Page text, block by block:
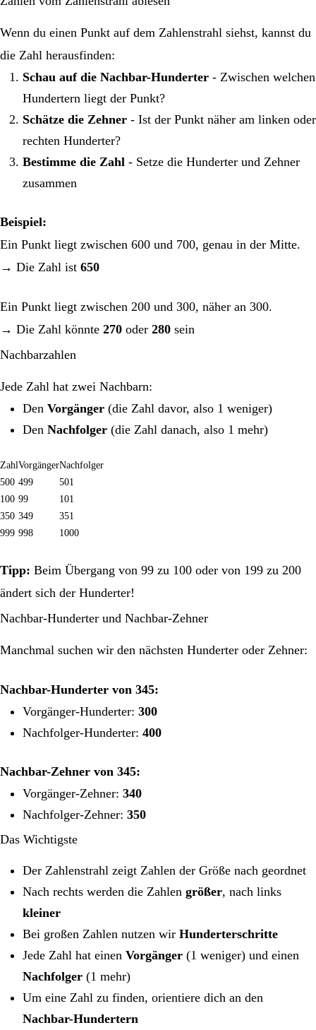
Wenn du einen Punkt auf dem Zahlenstrahl siehst, kannst du
die Zahl herausfinden:
Schau auf die Nachbar-Hunderter - Zwischen welchen
Hundertern liegt der Punkt?
Schätze die Zehner - Ist der Punkt näher am linken oder
rechten Hunderter?
Bestimme die Zahl - Setze die Hunderter und Zehner
zusammen
Beispiel:
Ein Punkt liegt zwischen 600 und 700, genau in der Mitte.
→ Die Zahl ist 650
Ein Punkt liegt zwischen 200 und 300, näher an 300.
→ Die Zahl könnte 270 oder 280 sein
Nachbarzahlen
Jede Zahl hat zwei Nachbarn:
Den Vorgänger (die Zahl davor, also 1 weniger)
Den Nachfolger (die Zahl danach, also 1 mehr)
ZahlVorgängerNachfolger
500 499
501
100 99
101
350 349
351
999 998 1000
Tipp: Beim Übergang von 99 zu 100 oder von 199 zu 200
ändert sich der Hunderter!
Nachbar-Hunderter und Nachbar-Zehner
Manchmal suchen wir den nächsten Hunderter oder Zehner:
Nachbar-Hunderter von 345:
Vorgänger-Hunderter: 300
Nachfolger-Hunderter: 400
Nachbar-Zehner von 345:
Vorgänger-Zehner: 340
Nachfolger-Zehner: 350
Das Wichtigste
Der Zahlenstrahl zeigt Zahlen der Größe nach geordnet
Nach rechts werden die Zahlen größer, nach links
kleiner
Bei großen Zahlen nutzen wir Hunderterschritte
Jede Zahl hat einen Vorgänger (1 weniger) und einen
Nachfolger (1 mehr)
Um eine Zahl zu finden, orientiere dich an den
Nachbar-Hundertern